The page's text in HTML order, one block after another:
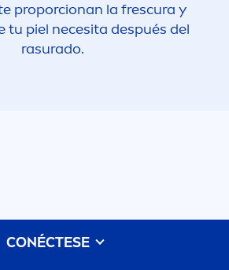
proporcionan la frescura y
tu piel necesita después del
rasurado.
CONÉCTESE